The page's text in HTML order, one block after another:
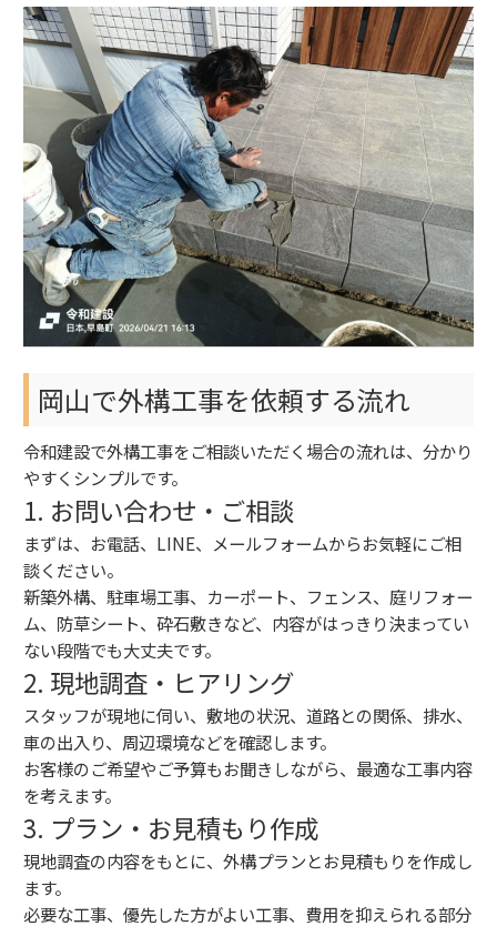
岡山で外構工事を依頼する流れ
令和建設で外構工事をご相談いただく場合の流れは、分かり
やすくシンプルです。
1. お問い合わせ・ご相談
まずは、お電話、LINE、メールフォームからお気軽にご相
談ください。
新築外構、駐車場工事、カーポート、フェンス、庭リフォー
ム、防草シート、砕石敷きなど、内容がはっきり決まってい
ない段階でも大丈夫です。
2. 現地調査・ヒアリング
スタッフが現地に伺い、敷地の状況、道路との関係、排水、
車の出入り、周辺環境などを確認します。
お客様のご希望やご予算もお聞きしながら、最適な工事内容
を考えます。
3. プラン・お見積もり作成
現地調査の内容をもとに、外構プランとお見積もりを作成し
ます。
必要な工事、優先した方がよい工事、費用を抑えられる部分